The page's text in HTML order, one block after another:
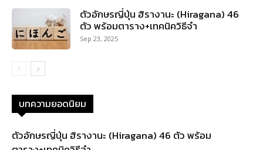
ตัวอักษรญี่ปุ่น ฮิรางานะ (Hiragana) 46
ตัว พร้อมตาราง+เทคนิควิธีจำ
Sep 23, 2025
บทความยอดนิยม
ตัวอักษรญี่ปุ่น ฮิรางานะ (Hiragana) 46 ตัว พร้อม